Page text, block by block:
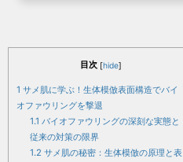
目次 [hide]
1 サメ肌に学ぶ！生体模倣表面構造でバイ
オファウリングを撃退
1.1 バイオファウリングの深刻な実態と
従来の対策の限界
1.2 サメ肌の秘密：生体模倣の原理と表